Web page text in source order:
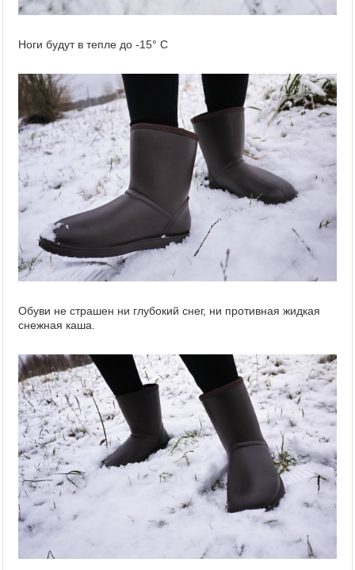
Ноги будут в тепле до -15° С
Обуви не страшен ни глубокий снег, ни противная жидкая
снежная каша.